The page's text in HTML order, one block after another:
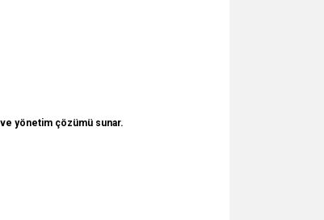
yönetim çözümü sunar.